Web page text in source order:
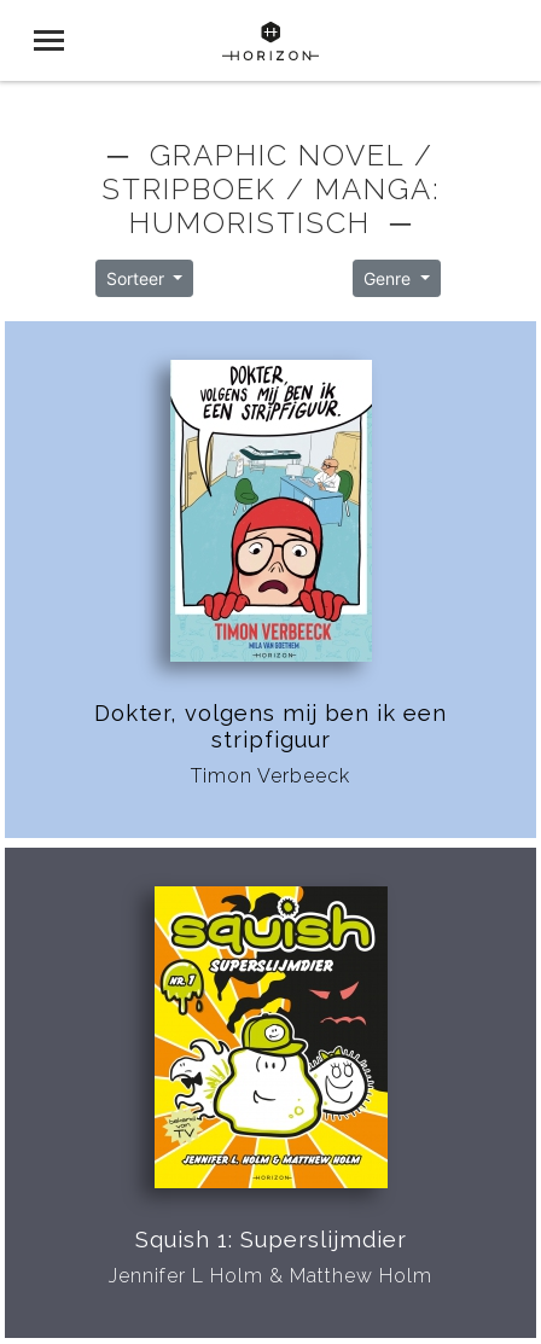
─ GRAPHIC NOVEL /
STRIPBOEK / MANGA:
HUMORISTISCH ─
Sorteer Genre
Dokter, volgens mij ben ik een
stripfiguur
Timon Verbeeck
Squish 1: Superslijmdier
Jennifer L Holm & Matthew Holm